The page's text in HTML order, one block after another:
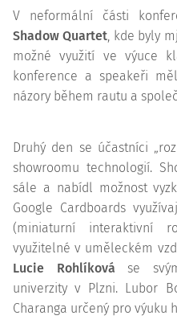
V neformální části
Shadow Quartet, kde byly
možné využití ve výuce
konference a speakeři
názory během rautu a
Druhý den se účastníci
showroomu technologií.
sále a nabídl možnost
Google Cardboards
(miniaturní interaktivní
využitelné v uměleckém
Lucie Rohlíková se
univerzity v Plzni. Lubor
Charanga určený pro výuku